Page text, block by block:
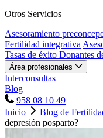
Otros Servicios
Asesoramiento
Fertilidad integrativa
Tasas de éxito Donantes
Área profesionales
Interconsultas
Blog
958 08 10 49
Inicio
Blog de
depresión posparto?